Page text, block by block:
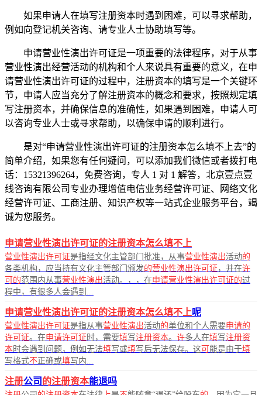
如果申请人在填写注册资本时遇到困难，可以寻求帮助，
例如向登记机关咨询、请专业人士协助填写等。
申请营业性演出许可证是一项重要的法律程序，对于从事
营业性演出经营活动的机构和个人来说具有重要的意义，在申
请营业性演出许可证的过程中，注册资本的填写是一个关键环
节，申请人应当充分了解注册资本的概念和要求，按照规定填
写注册资本，并确保信息的准确性，如果遇到困难，申请人可
以咨询专业人士或寻求帮助，以确保申请的顺利进行。
是对“申请营业性演出许可证的注册资本怎么填不上去”的
简单介绍，如果您有任何疑问，可以添加我们微信或者拨打电
话：15321396264，免费咨询，专人 1 对 1 解答，北京壹点壹
线咨询有限公司专业办理增值电信业务经营许可证、网络文化
经营许可证、工商注册、知识产权等一站式企业服务平台，竭
诚为您服务。
申请营业性演出许可证的注册资本怎么填不上
营业性演出许可证是指经文化主管部门批准，从事营业性演出活动的
各类机构，应当持有文化主管部门颁发的营业性演出许可证 ，并在许
可的范围内从事营业性演出活动。，，在申请营业性演出许可证的过
程中，有很多人会遇到...
申请营业性演出许可证的注册资本怎么填不上呢
营业性演出许可证是指从事营业性演出活动的单位和个人需要申请的
许可证。在申请许可证 时，需要填写注册资本。 许多人在填写注册资
本时会遇到问题，例如无法填写或填写后无法保存。这可 能是由于填
写格式不正确或填写内...
注册公司 的注册资本能退吗